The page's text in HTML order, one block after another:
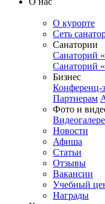
О курорте
Сеть
Санатории
Санаторий
Санаторий
Бизнес
Конференц-
Партнерам
Фото и
Новости
Афиша
Статьи
Отзывы
Вакансии
Учебный
Награды